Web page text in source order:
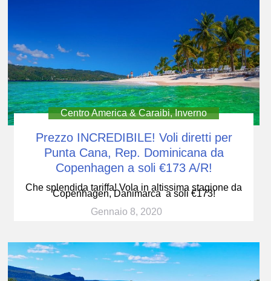
Centro America & Caraibi,Inverno
Prezzo INCREDIBILE! Voli diretti per
Punta Cana, Rep. Dominicana da
Copenhagen a soli €173 A/R!
Che splendida tariffa! Vola in altissima stagione da
Copenhagen, Danimarca a soli €173!
Gennaio 8, 2020